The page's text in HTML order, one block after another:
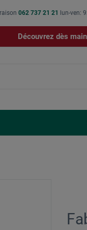
062 737 21 21 lun-ven:
Découvrez dès